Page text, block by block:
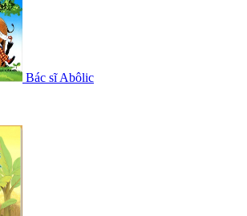
Bác sĩ Abôlic